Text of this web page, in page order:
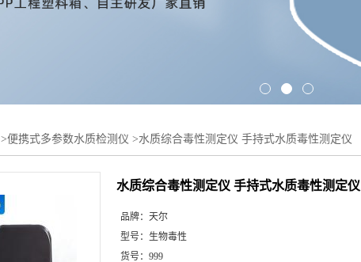
>便携式多参数水质检测仪 >水质综合毒性测定仪 手持式水质毒性测定仪
水质综合毒性测定仪 手持式水质毒性测定仪
品牌： 天尔
型号： 生物毒性
货号： 999